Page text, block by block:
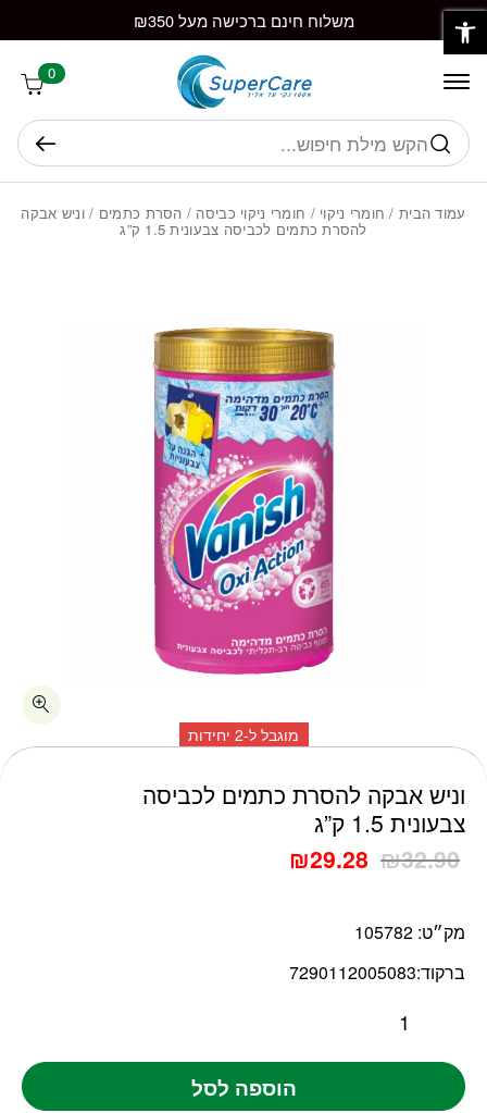
Skip to Content משלוח חינם ברכישה מעל ₪350
0
חיפוש
עמוד הבית / חומרי ניקוי / חומרי ניקוי כביסה / הסרת כתמים / וניש אבקה
להסרת כתמים לכביסה צבעונית 1.5 ק”ג
וניש אבקה להסרת כתמים לכביסה
צבעונית 1.5 ק”ג
₪32.90
₪29.28
מק״ט: 105782
ברקוד:7290112005083
כמות וניש אבקה להסרת כתמים לכביסה צבעונית 1.5 ק"ג
הוספה לסל
מוגבל ל-2 יחידות
בחזרה למעלה
פתח סרגל נגישות